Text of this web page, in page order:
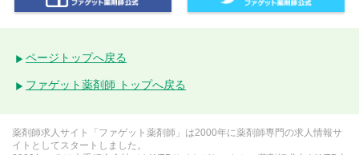
ページトップへ戻る
ファゲット薬剤師 トップへ戻る
薬剤師求人サイト「ファゲット薬剤師」は2000年に薬剤師専門の求人情報サ
イトとしてスタートしました。